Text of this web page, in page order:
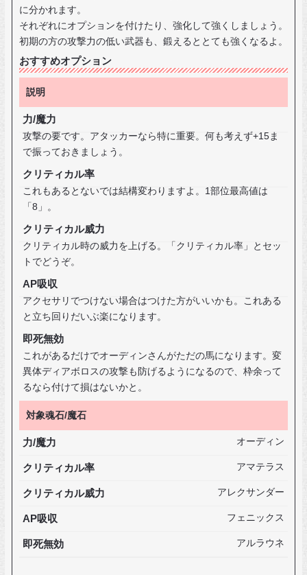
に分かれます。
それぞれにオプションを付けたり、強化して強くしましょう。
初期の方の攻撃力の低い武器も、鍛えるととても強くなるよ。
おすすめオプション
説明
力/魔力
攻撃の要です。アタッカーなら特に重要。何も考えず+15ま
で振っておきましょう。
クリティカル率
これもあるとないでは結構変わりますよ。1部位最高値は
「8」。
クリティカル威力
クリティカル時の威力を上げる。「クリティカル率」とセッ
トでどうぞ。
AP吸収
アクセサリでつけない場合はつけた方がいいかも。これある
と立ち回りだいぶ楽になります。
即死無効
これがあるだけでオーディンさんがただの馬になります。変
異体ディアボロスの攻撃も防げるようになるので、枠余って
るなら付けて損はないかと。
対象魂石/魔石
力/魔力 オーディン
クリティカル率 アマテラス
クリティカル威力 アレクサンダー
AP吸収 フェニックス
即死無効 アルラウネ